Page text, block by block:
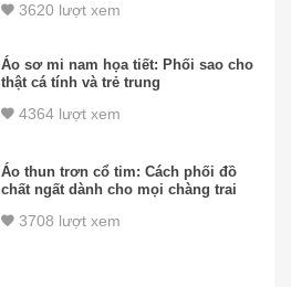
3620 lượt xem
Áo sơ mi nam họa tiết: Phối sao cho
thật cá tính và trẻ trung
4364 lượt xem
Áo thun trơn cổ tim: Cách phối đồ
chất ngất dành cho mọi chàng trai
3708 lượt xem